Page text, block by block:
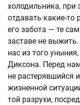
холодильника, при
отдавать какие-то
его забота — те
заставе не
нас из того
Диксона. Перед
не растерявшийся
жизненной
той разрухи,